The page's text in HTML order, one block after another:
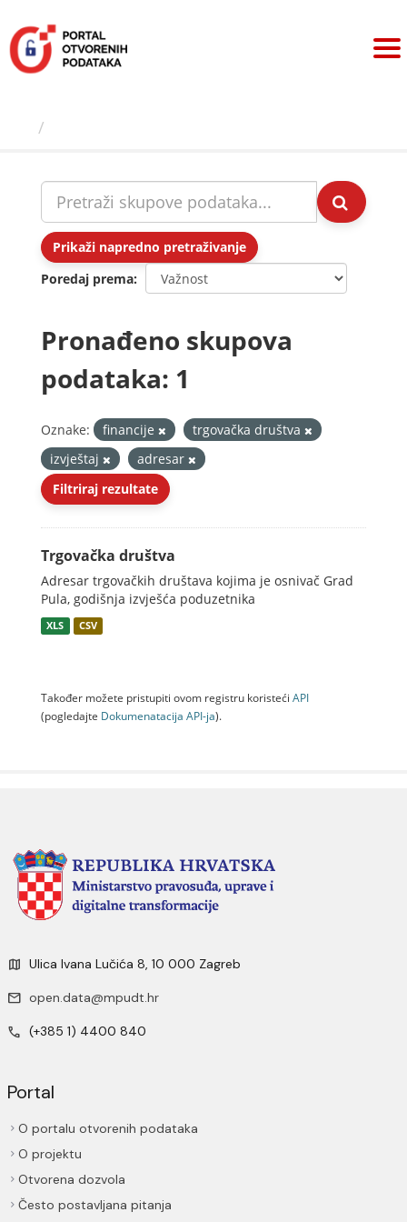
sadržaj
Prikaži napredno pretraživanje
Poredaj prema
Pronađeno skupova
podataka: 1
Oznake: financije
trgovačka društva
izvještaj
adresar
Filtriraj rezultate
Trgovačka društva
Adresar trgovačkih društava kojima je osnivač Grad
Pula, godišnja izvješća poduzetnika
XLS CSV
Također možete pristupiti ovom registru koristeći API
(pogledajte Dokumenаtаcijа API-jа).